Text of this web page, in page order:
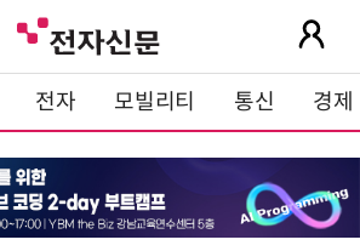
전자 모빌리티 통신 경제